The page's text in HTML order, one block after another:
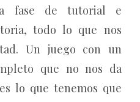
fase de tutorial e
todo lo que nos
Un juego con un
que no nos da
lo que tenemos que